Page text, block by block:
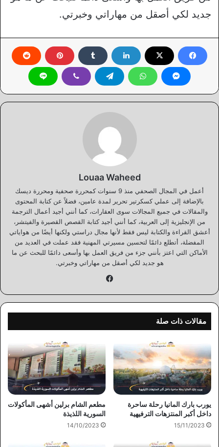
جديد لكي أصقل من مهاراتي وخبرتي.
Louaa Waheed
أعمل في المجال الصحفي منذ 9 سنوات كمحررة صحفية ومحررة ديسك
بالإضافة إلى عملي كسكرتير تحرير لمدة عامين، فضلاً عن كتابة المحتوى
والمقالات في جميع المجالات سوى العقارات، كما أنني أجيد أعمال الترجمة
من الإنجليزية إلى العربية، كما أنني أجيد كتابة القصص القصيرة والفيتشر،
أعشق القراءة والكتابة ليس فقط لأنها مجال دراستي ولكنها أيضًا من هواياتي
المفضلة، أتطلع دائمًا لتحسين مسيرتي المهنية فقد عملت في العديد من
الأماكن التي اعتز بأنني جزء من فريق العمل بها وأسعى دائمًا للبحث عن ما
هو جديد لكي أصقل من مهاراتي وخبرتي.
مقالات ذات صلة
يورب بارك المانيا رحلة ساحرة
داخل أكبر المنتزهات الترفيهية
15/11/2023
مطعم الشام برلين أشهى المأكولات
السورية اللذيذة
14/10/2023